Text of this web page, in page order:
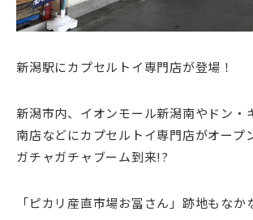
新潟駅にカプセルトイ専門店が登場！
新潟市内、イオンモール新潟南やドン・
南店などにカプセルトイ専門店がオープ
ガチャガチャブーム到来!?
「ピカリ産直市場お冨さん」跡地もなか